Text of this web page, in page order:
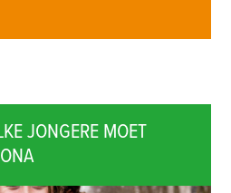
JONGERE MOET